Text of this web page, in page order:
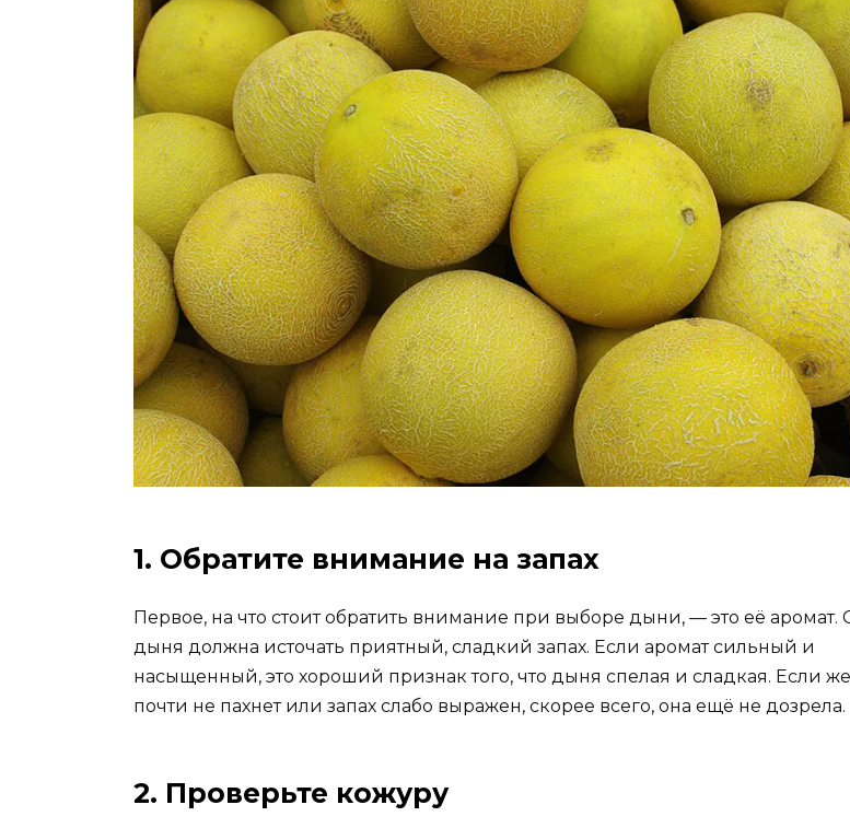
1. Обратите внимание на запах
Первое, на что стоит обратить внимание при выборе дыни, — это её аромат.
дыня должна источать приятный, сладкий запах. Если аромат сильный и
насыщенный, это хороший признак того, что дыня спелая и сладкая. Если
почти не пахнет или запах слабо выражен, скорее всего, она ещё не дозрела.
2. Проверьте кожуру